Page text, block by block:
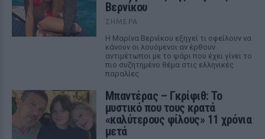
Βερνίκου
ΣΉΜΕΡΑ
Η Μαρίνα Βερνίκου εξηγεί τι οφείλουν να
κάνουν οι λουόμενοι αν έρθουν
αντιμέτωποι με το ψάρι που έχει γίνει το
πιο συζητημένο θέμα στις ελληνικές
παραλίες
Μπαντέρας – Γκρίφιθ: Το
μυστικό που τους κρατά
«καλύτερους φίλους» 11 χρόνια
μετά